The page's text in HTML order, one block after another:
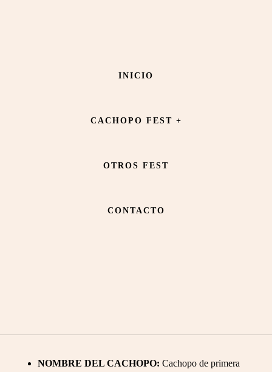
INICIO
CACHOPO FEST +
OTROS FEST
CONTACTO
BAR CIRILO
NOMBRE DEL CACHOPO: Cachopo de primera